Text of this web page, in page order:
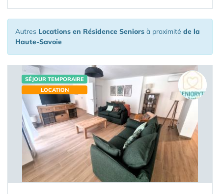
Autres Locations en Résidence Seniors à proximité de la
Haute-Savoie
SÉJOUR TEMPORAIRE
LOCATION